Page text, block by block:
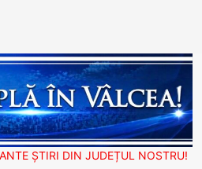
ȘTIRI DIN JUDEȚUL NOSTRU!